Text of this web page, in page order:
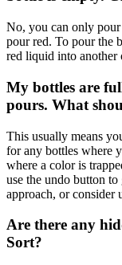
No, you can only
pour red. To pour the
red liquid into another
My bottles are
pours. What
This usually means
for any bottles where
where a color is
use the undo button
approach, or consider
Are there any
Sort?